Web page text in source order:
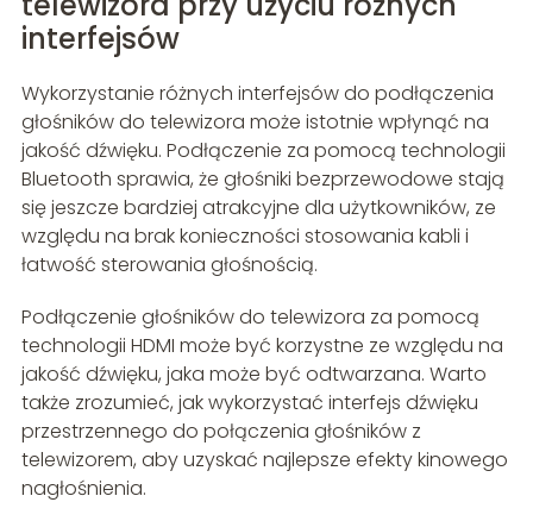
interfejsów
Wykorzystanie różnych interfejsów do podłączenia
głośników do telewizora może istotnie wpłynąć na
jakość dźwięku. Podłączenie za pomocą technologii
Bluetooth sprawia, że głośniki bezprzewodowe stają
się jeszcze bardziej atrakcyjne dla użytkowników, ze
względu na brak konieczności stosowania kabli i
łatwość sterowania głośnością.
Podłączenie głośników do telewizora za pomocą
technologii HDMI może być korzystne ze względu na
jakość dźwięku, jaka może być odtwarzana. Warto
także zrozumieć, jak wykorzystać interfejs dźwięku
przestrzennego do połączenia głośników z
telewizorem, aby uzyskać najlepsze efekty kinowego
nagłośnienia.